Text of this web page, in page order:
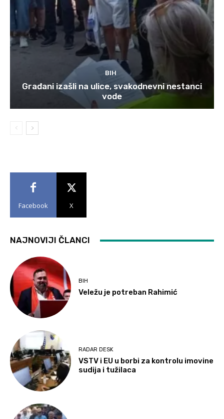
BIH
Građani izašli na ulice, svakodnevni nestanci
vode
Facebook X
NAJNOVIJI ČLANCI
BIH
Veležu je potreban Rahimić
RADAR DESK
VSTV i EU u borbi za kontrolu imovine
sudija i tužilaca